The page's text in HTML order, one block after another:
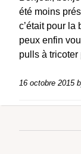
été moins
c’était pour la
peux enfin
pulls à tricoter
16 octobre 2015